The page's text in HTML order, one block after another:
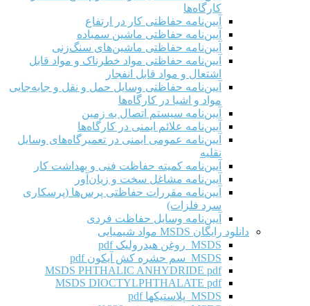
کارگاه‌ها
آیین‌نامه حفاظتی کار در ارتفاع
آیین‌نامه حفاظتی ماشین سمباده
آیین‌نامه حفاظتی ماشین‌های سنگ‌زنی
آیین‌نامه حفاظتی مواد خطرناک و مواد قابل
اشتعال و مواد قابل انفجار
آیین‌نامه حفاظتی وسایل حمل و نقل و جابه‌جایی
مواد و اشیا در کارگاه‌ها
آیین‌نامه سیستم اتصال به زمین
آیین‌نامه علائم ایمنی در کارگاه‌ها
آیین‌نامه عمومی ایمنی در تعمیرگاه‌های وسایل
نقلیه
آیین‌نامه کمیته حفاظت فنی و بهداشت کار
آیین‌نامه مشاغل سخت و زیان‌آور
آیین‌نامه مقررات حفاظتی پرس‌ها (پرسکاری
سرد فلزات)
آیین‌نامه وسایل حفاظت فردی
دانلود رایگان MSDS مواد شیمیایی
MSDS روغن هیدرولیک pdf
MSDS سم حشره کش آیکون pdf
MSDS PHTHALIC ANHYDRIDE pdf
MSDS DIOCTYLPHTHALATE pdf
MSDS پلاستیکها pdf